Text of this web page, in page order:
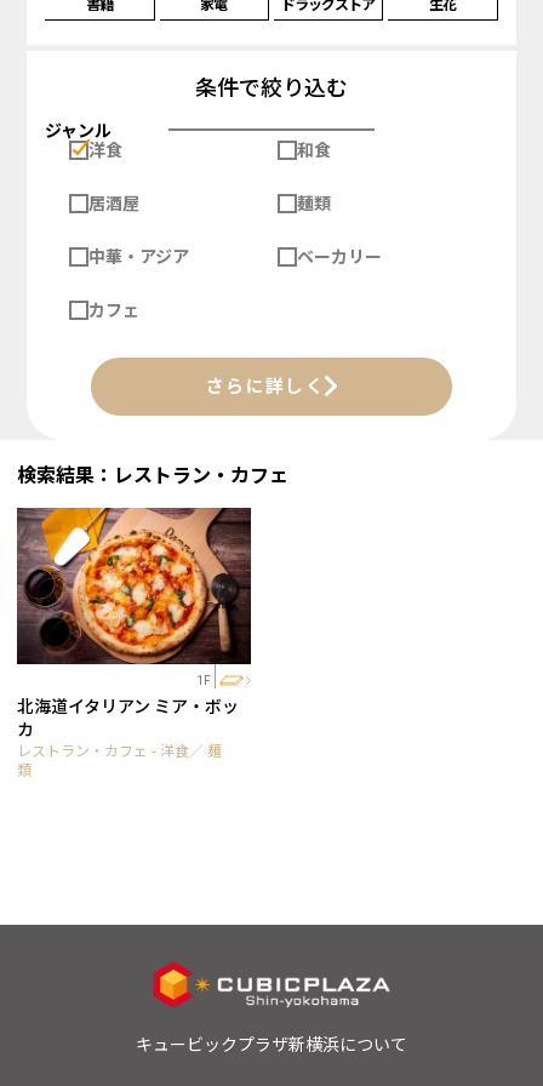
条件で絞り込む
ジャンル
洋食
和食
居酒屋 麺類
中華・アジア ベーカリー
カフェ
さらに詳しく
検索結果：レストラン・カフェ
1F
北海道イタリアン ミア・ボッ
カ
レストラン・カフェ - 洋食／ 麺
類
キュービックプラザ新横浜について